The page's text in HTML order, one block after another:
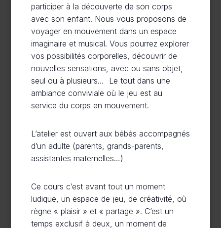
participer à la découverte de son corps
avec son enfant. Nous vous proposons de
voyager en mouvement dans un espace
imaginaire et musical. Vous pourrez explorer
vos possibilités corporelles, découvrir de
nouvelles sensations, avec ou sans objet,
seul ou à plusieurs… Le tout dans une
ambiance conviviale où le jeu est au
service du corps en mouvement.
L’atelier est ouvert aux bébés accompagnés
d’un adulte (parents, grands-parents,
assistantes maternelles…)
Ce cours c’est avant tout un moment
ludique, un espace de jeu, de créativité, où
règne « plaisir » et « partage ». C’est un
temps exclusif à deux, un moment de